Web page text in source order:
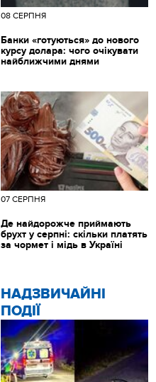
08 СЕРПНЯ
Банки «готуються» до нового
курсу долара: чого очікувати
найближчими днями
НАДЗВИЧАЙНІ
ПОДІЇ
07 СЕРПНЯ
Де найдорожче приймають
брухт у серпні: скільки платять
за чормет і мідь в Україні